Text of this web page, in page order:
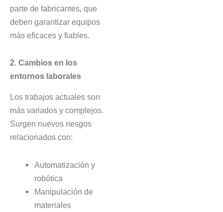
parte de fabricantes, que
deben garantizar equipos
más eficaces y fiables.
2. Cambios en los
entornos laborales
Los trabajos actuales son
más variados y complejos.
Surgen nuevos riesgos
relacionados con:
Automatización y
robótica
Manipulación de
materiales